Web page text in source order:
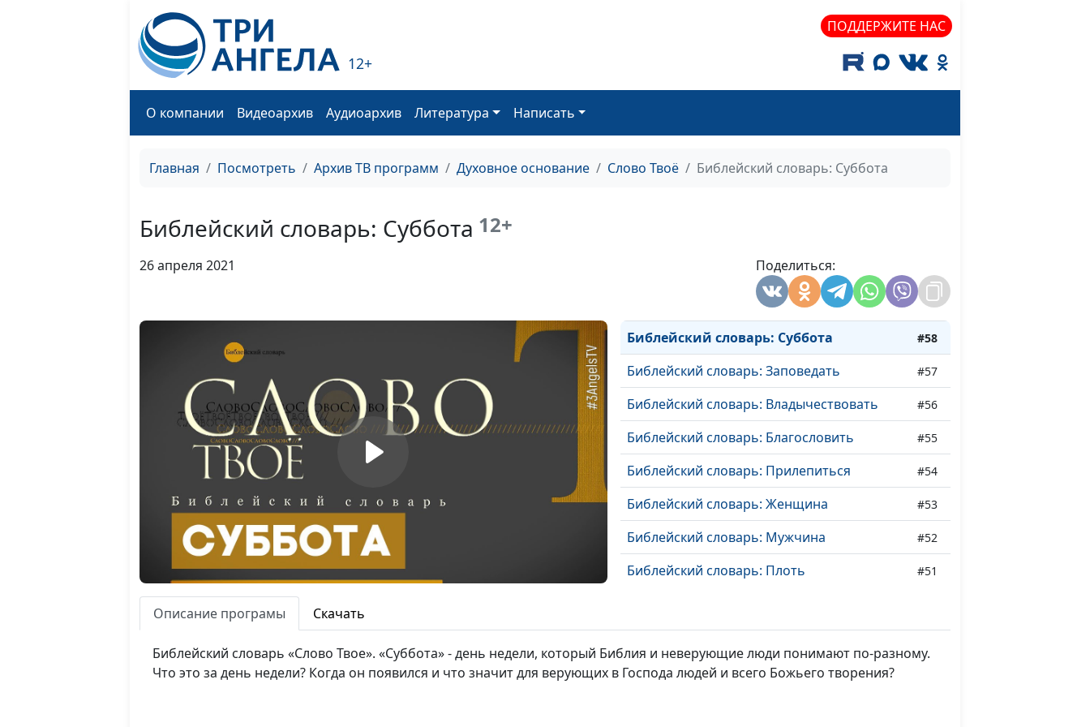
12+
ПОДДЕРЖИТЕ НАС
О компании Видеоархив Аудиоархив Литература Написать
Главная Посмотреть Архив ТВ программ Духовное основание Слово Твоё Библейский словарь: Суббота
Библейский словарь: Суббота 12+
26 апреля 2021 Поделиться:
Библейский словарь: Гордость #67
Библейский словарь: Нечестивый #66
Библейский словарь: Проклятие #64
Библейский словарь: Зло
Библейский словарь: Змей #60
Библейский словарь: Освятить #59
Библейский словарь: Суббота #58
Библейский словарь: Заповедать #57
Библейский словарь: Владычествовать #56
Библейский словарь: Благословить #55
Библейский словарь: Прилепиться #54
Библейский словарь: Женщина #53
Библейский словарь: Мужчина #52
Библейский словарь: Плоть #51
Библейский словарь: Человек
Описание програмы Скачать
Библейский словарь «Слово Твое». «Суббота» - день недели, который Библия и неверующие люди понимают по-разному.
Что это за день недели? Когда он появился и что значит для верующих в Господа людей и всего Божьего творения?